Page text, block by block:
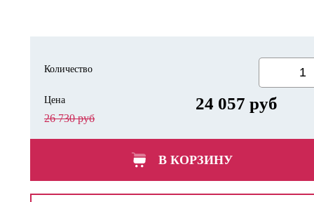
Количество
Цена 24 057 руб
26 730 руб
В КОРЗИНУ